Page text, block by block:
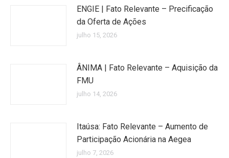
ENGIE | Fato Relevante – Precificação
da Oferta de Ações
julho 15, 2026
ÂNIMA | Fato Relevante – Aquisição da
FMU
julho 14, 2026
Itaúsa: Fato Relevante – Aumento de
Participação Acionária na Aegea
julho 7, 2026